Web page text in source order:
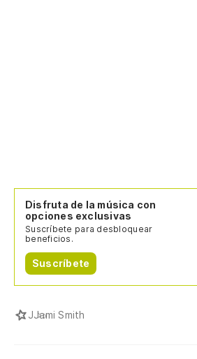
Disfruta de la música con
opciones exclusivas
Suscríbete para desbloquear
beneficios.
Suscríbete
JJami Smith